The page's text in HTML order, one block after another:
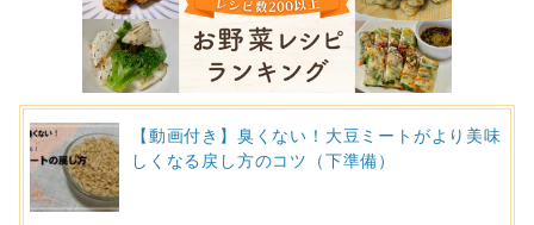
【動画付き】臭くない！大豆ミートがより美味
しくなる戻し方のコツ（下準備）